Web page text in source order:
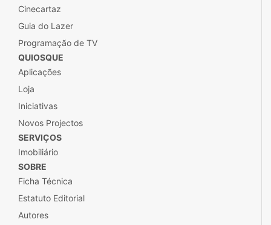
Cinecartaz
Guia do Lazer
Programação de TV
QUIOSQUE
Aplicações
Loja
Iniciativas
Novos Projectos
SERVIÇOS
Imobiliário
SOBRE
Ficha Técnica
Estatuto Editorial
Autores